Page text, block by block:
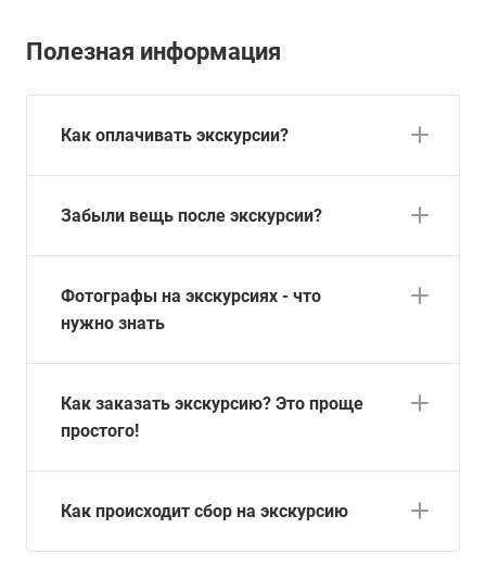
Полезная информация
Как оплачивать экскурсии?
Забыли вещь после экскурсии?
Фотографы на экскурсиях - что
нужно знать
Как заказать экскурсию? Это проще
простого!
Как происходит сбор на экскурсию